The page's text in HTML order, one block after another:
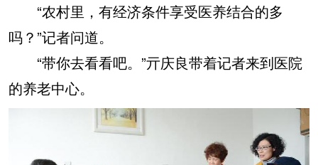
“农村里，有经济条件享受医养结合的多
吗？”记者问道。
“带你去看看吧。”亓庆良带着记者来到医院
的养老中心。